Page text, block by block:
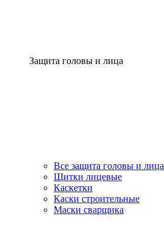
Защита головы и лица
Все защита головы и лица
Щитки лицевые
Каскетки
Каски строительные
Маски сварщика